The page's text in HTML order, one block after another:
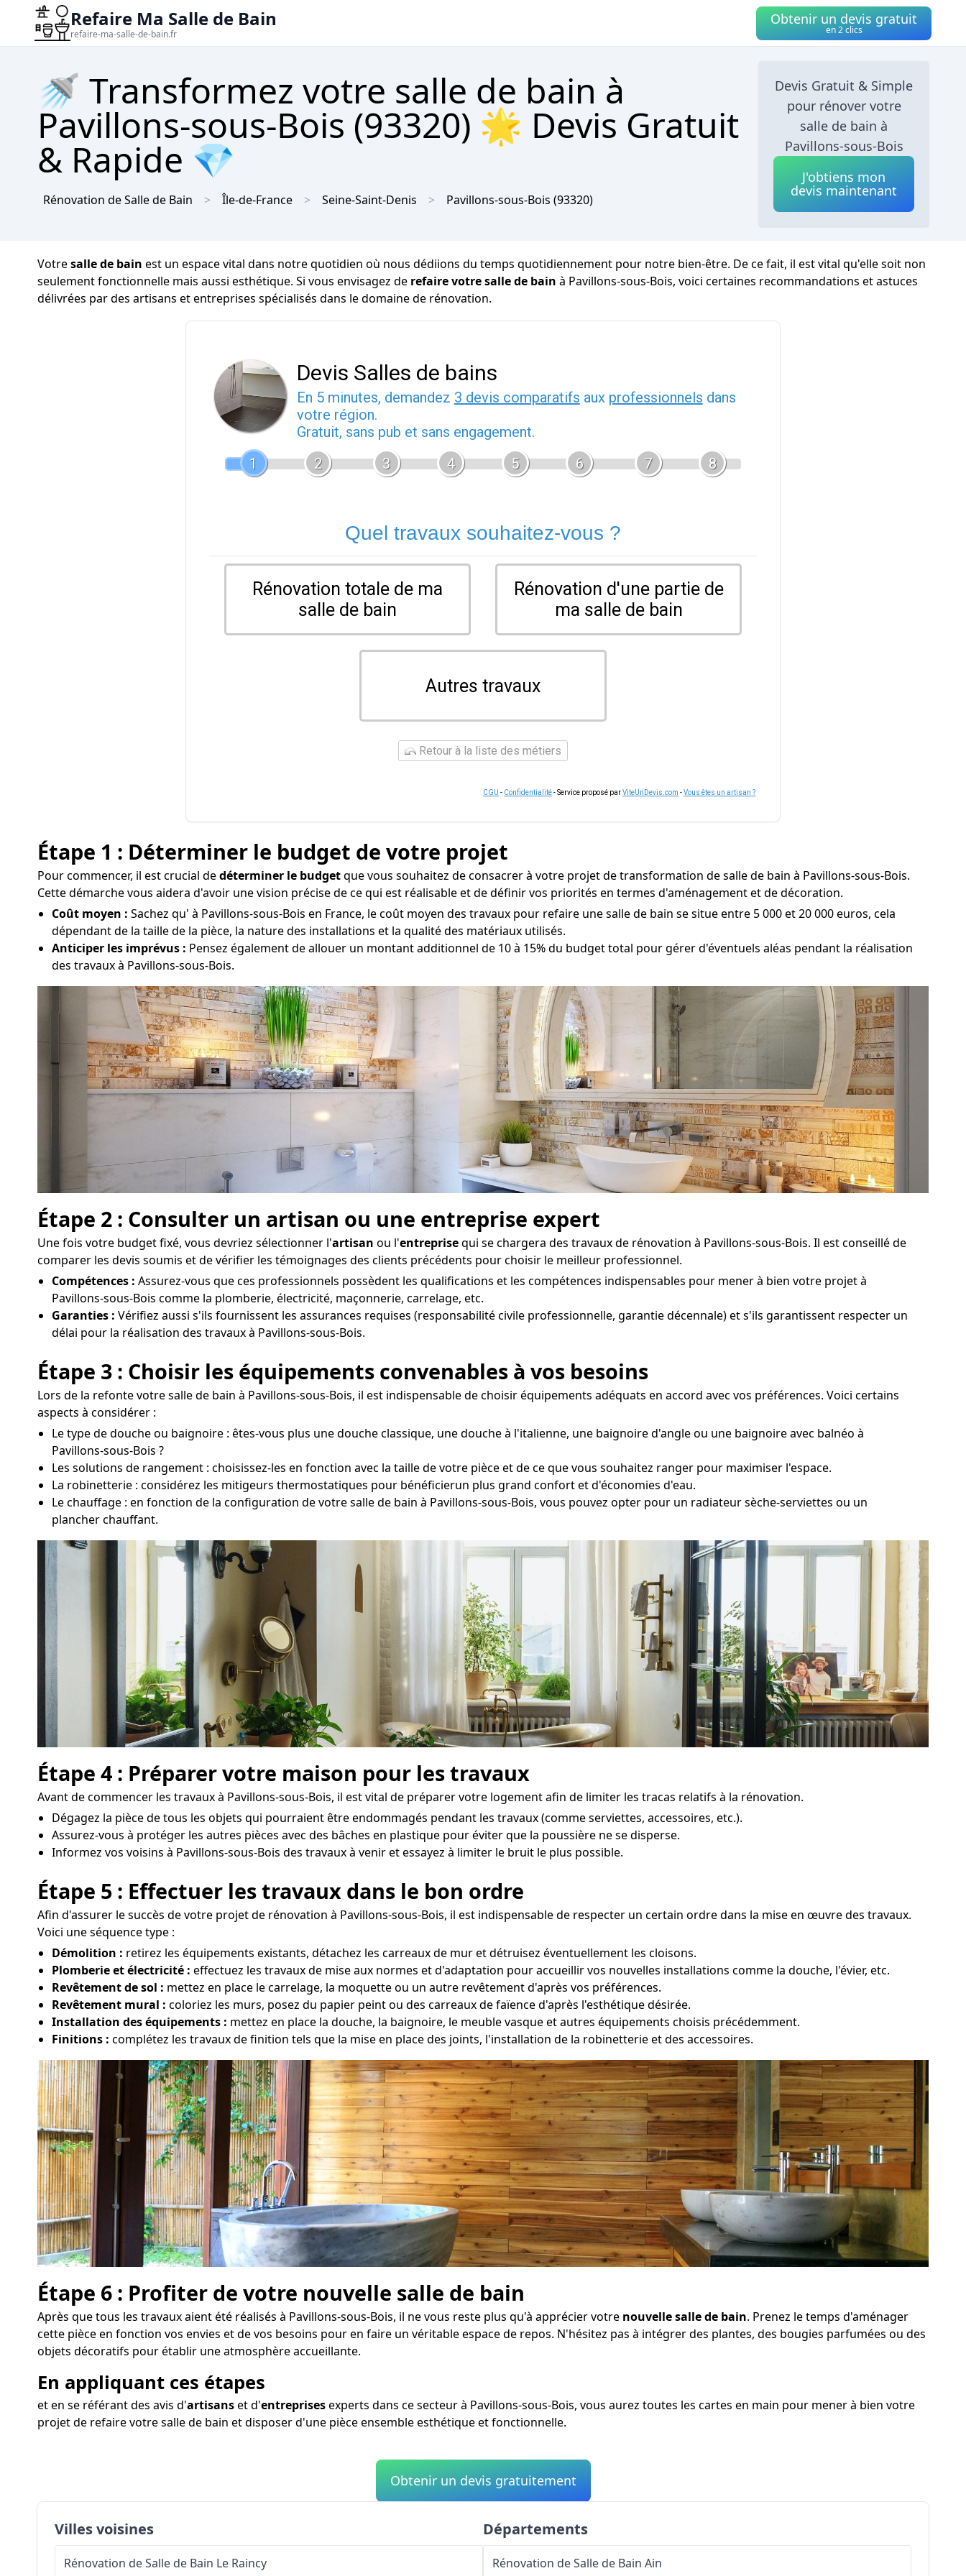
Refaire Ma Salle de Bain
refaire-ma-salle-de-bain.fr
Obtenir un devis gratuit
en 2 clics
🚿 Transformez votre salle de bain à
Pavillons-sous-Bois (93320) 🌟 Devis Gratuit
& Rapide 💎
Rénovation de Salle de Bain Île-de-France Seine-Saint-Denis Pavillons-sous-Bois (93320)
Devis Gratuit & Simple
pour rénover votre
salle de bain à
Pavillons-sous-Bois
J'obtiens mon
devis maintenant
Votresalle de bain est un espace vital dans notre quotidien où nous dédiions du temps quotidiennement pour notre bien-être. De ce fait, il est vital qu'elle soit non
seulement fonctionnelle mais aussi esthétique. Si vous envisagez de refaire votre salle de bain à Pavillons-sous-Bois, voici certaines recommandations et astuces
délivrées par des artisans et entreprises spécialisés dans le domaine de rénovation.
Devis Salles de bains
En 5 minutes, demandez 3 devis comparatifs aux professionnels dans
votre région.
Gratuit, sans pub et sans engagement.
1
2 3 4 5 6 7 8
Quel travaux souhaitez-vous ?
Rénovation totale de ma
salle de bain
Rénovation d'une partie de
ma salle de bain
Autres travaux
Retour à la liste des métiers
CGU - Confidentialité- Service proposé parViteUnDevis.com -Vous êtes un artisan ?
Étape 1 : Déterminer le budget de votre projet
Pour commencer, il est crucial dedéterminer le budgetque vous souhaitez de consacrer à votre projet de transformation de salle de bain à Pavillons-sous-Bois.
Cette démarche vous aidera d'avoir une vision précise de ce qui est réalisable et de définir vos priorités en termes d'aménagement et de décoration.
Coût moyen : Sachez qu' à Pavillons-sous-Bois en France, le coût moyen des travaux pour refaire une salle de bain se situe entre 5 000 et 20 000 euros, cela
dépendant de la taille de la pièce, la nature des installations et la qualité des matériaux utilisés.
Anticiper les imprévus : Pensez également de allouer un montant additionnel de 10 à 15% du budget total pour gérer d'éventuels aléas pendant la réalisation
des travaux à Pavillons-sous-Bois.
Étape 2 : Consulter un artisan ou une entreprise expert
Une fois votre budget fixé, vous devriez sélectionner l'artisan ou l'entreprisequi se chargera des travaux de rénovation à Pavillons-sous-Bois. Il est conseillé de
comparer les devis soumis et de vérifier les témoignages des clients précédents pour choisir le meilleur professionnel.
Compétences : Assurez-vous que ces professionnels possèdent les qualifications et les compétences indispensables pour mener à bien votre projet à
Pavillons-sous-Bois comme la plomberie, électricité, maçonnerie, carrelage, etc.
Garanties : Vérifiez aussi s'ils fournissent les assurances requises (responsabilité civile professionnelle, garantie décennale) et s'ils garantissent respecter un
délai pour la réalisation des travaux à Pavillons-sous-Bois.
Étape 3 : Choisir les équipements convenables à vos besoins
Lors de la refonte votre salle de bain à Pavillons-sous-Bois, il est indispensable de choisir équipements adéquats en accord avec vos préférences. Voici certains
aspects à considérer :
Le type de douche ou baignoire : êtes-vous plus une douche classique, une douche à l'italienne, une baignoire d'angle ou une baignoire avec balnéo à
Pavillons-sous-Bois ?
Les solutions de rangement : choisissez-les en fonction avec la taille de votre pièce et de ce que vous souhaitez ranger pour maximiser l'espace.
La robinetterie : considérez les mitigeurs thermostatiques pour bénéficierun plus grand confort et d'économies d'eau.
Le chauffage : en fonction de la configuration de votre salle de bain à Pavillons-sous-Bois, vous pouvez opter pour un radiateur sèche-serviettes ou un
plancher chauffant.
Étape 4 : Préparer votre maison pour les travaux
Avant de commencer les travaux à Pavillons-sous-Bois, il est vital de préparer votre logement afin de limiter les tracas relatifs à la rénovation.
Dégagez la pièce de tous les objets qui pourraient être endommagés pendant les travaux (comme serviettes, accessoires, etc.).
Assurez-vous à protéger les autres pièces avec des bâches en plastique pour éviter que la poussière ne se disperse.
Informez vos voisins à Pavillons-sous-Bois des travaux à venir et essayez à limiter le bruit le plus possible.
Étape 5 : Effectuer les travaux dans le bon ordre
Afin d'assurer le succès de votre projet de rénovation à Pavillons-sous-Bois, il est indispensable de respecter un certain ordre dans la mise en œuvre des travaux.
Voici une séquence type :
Démolition : retirez les équipements existants, détachez les carreaux de mur et détruisez éventuellement les cloisons.
Plomberie et électricité : effectuez les travaux de mise aux normes et d'adaptation pour accueillir vos nouvelles installations comme la douche, l'évier, etc.
Revêtement de sol : mettez en place le carrelage, la moquette ou un autre revêtement d'après vos préférences.
Revêtement mural : coloriez les murs, posez du papier peint ou des carreaux de faïence d'après l'esthétique désirée.
Installation des équipements : mettez en place la douche, la baignoire, le meuble vasque et autres équipements choisis précédemment.
Finitions : complétez les travaux de finition tels que la mise en place des joints, l'installation de la robinetterie et des accessoires.
Étape 6 : Profiter de votre nouvelle salle de bain
Après que tous les travaux aient été réalisés à Pavillons-sous-Bois, il ne vous reste plus qu'à apprécier votre nouvelle salle de bain. Prenez le temps d'aménager
cette pièce en fonction vos envies et de vos besoins pour en faire un véritable espace de repos. N'hésitez pas à intégrer des plantes, des bougies parfumées ou des
objets décoratifs pour établir une atmosphère accueillante.
En appliquant ces étapes
et en se référant des avis d'artisanset d'entreprisesexperts dans ce secteur à Pavillons-sous-Bois, vous aurez toutes les cartes en main pour mener à bien votre
projet de refaire votre salle de bain et disposer d'une pièce ensemble esthétique et fonctionnelle.
Obtenir un devis gratuitement
Villes voisines
Rénovation de Salle de Bain Le Raincy
Départements
Rénovation de Salle de Bain Ain